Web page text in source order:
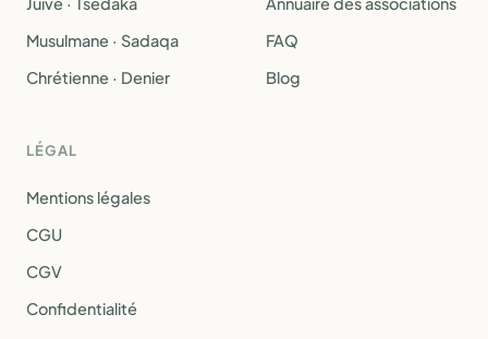
Musulmane · Sadaqa
Chrétienne · Denier
FAQ
Blog
LÉGAL
Mentions légales
CGU
CGV
Confidentialité